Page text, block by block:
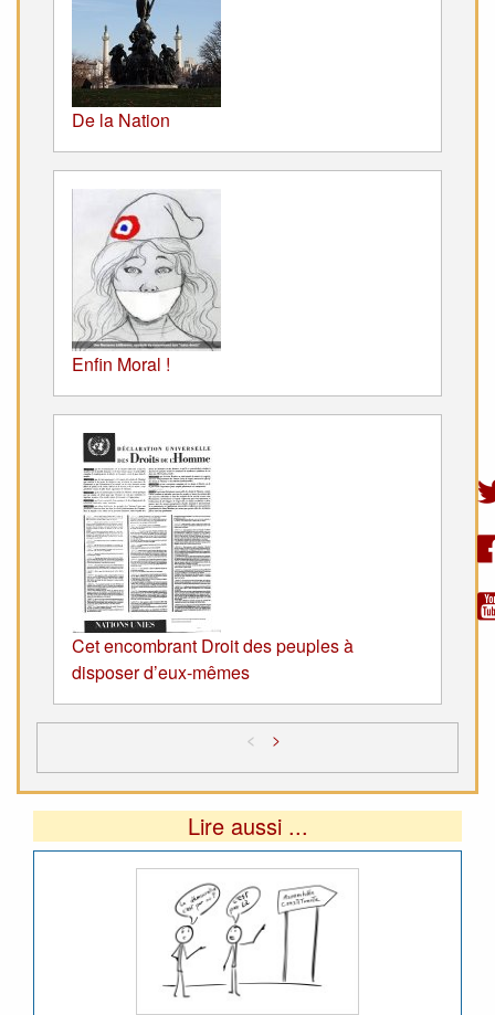
De la Nation
Enfin Moral !
Cet encombrant Droit des peuples à
disposer d’eux-mêmes
< >
Lire aussi ...